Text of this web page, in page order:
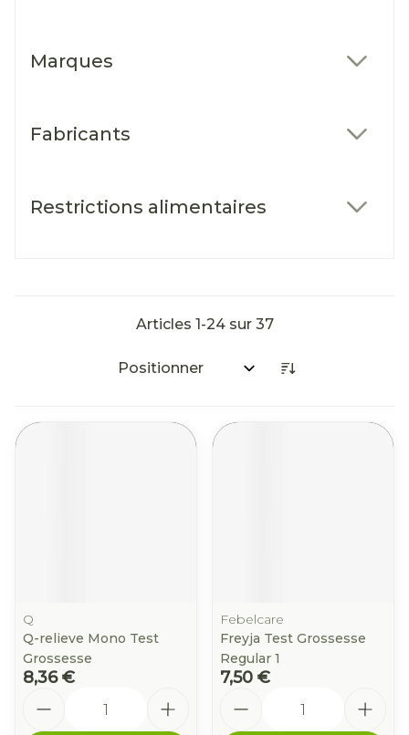
Marques
Fabricants
Restrictions alimentaires
Articles 1-24sur 37
Trier par:
Q
Q-relieve Mono Test
Grossesse
8,36 €
Febelcare
Freyja Test Grossesse
Regular 1
7,50 €